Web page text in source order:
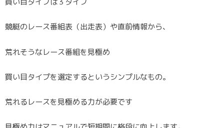
競艇のレース番組表（出走表）や直前情報から、
荒れそうなレース番組を見極め
買い目タイプを選定するというシンプルなもの。
荒れるレースを見極める力が必要です